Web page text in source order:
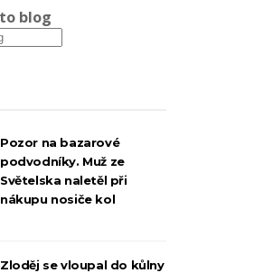
blog
Pozor na bazarové
podvodníky. Muž ze
Světelska naletěl při
nákupu nosiče kol
Zloděj se vloupal do kůlny